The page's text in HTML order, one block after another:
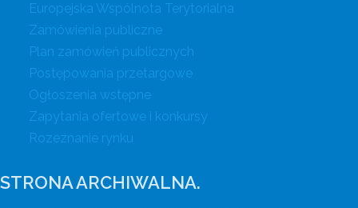
Europejska Wspólnota Terytorialna
Zamówienia publiczne
Plan zamówień publicznych
Postępowania przetargowe
Ogłoszenia wstępne
Zapytania ofertowe i konkursy
Rozeznanie rynku
STRONA ARCHIWALNA.